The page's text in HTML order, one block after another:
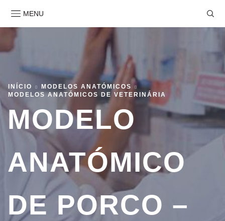
MENU
INÍCIO
MODELOS ANATÓMICOS
MODELOS ANATÓMICOS DE VETERINÁRIA
MODELO
ANATÓMICO
DE PORCO –